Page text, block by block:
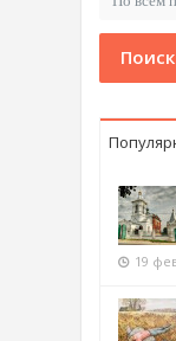
Поиск
19